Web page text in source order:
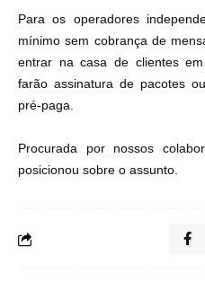
Para os operadores
mínimo sem cobrança de
entrar na casa de clientes
farão assinatura de pacotes
pré-paga.
Procurada por nossos
posicionou sobre o assunto.